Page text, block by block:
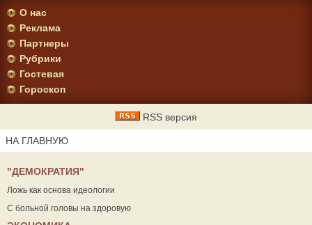
О нас
Реклама
Партнеры
Рубрики
Гостевая
Гороскоп
RSS версия
НА ГЛАВНУЮ
"ДЕМОКРАТИЯ"
Ложь как основа идеологии
С больной головы на здоровую